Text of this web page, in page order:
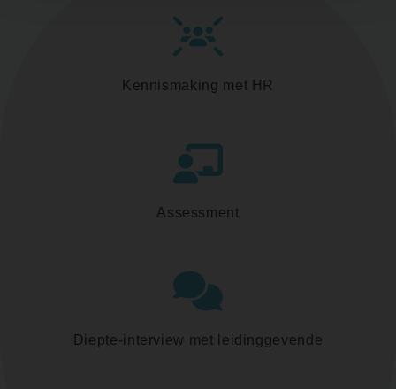
Kennismaking met HR
Assessment
Diepte-interview met leidinggevende